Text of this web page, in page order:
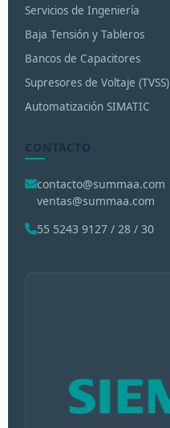
Servicios de Ingeniería
Baja Tensión y Tableros
Bancos de Capacitores
Supresores de Voltaje (TVSS)
Automatización SIMATIC
CONTACTO
contacto@summaa.com
ventas@summaa.com
55 5243 9127 / 28 / 30